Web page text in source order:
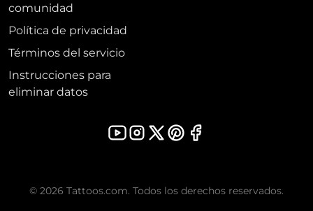
comunidad
Política de privacidad
Términos del servicio
Instrucciones para
eliminar datos
© 2026 Tattoos.com. Todos los derechos reservados.